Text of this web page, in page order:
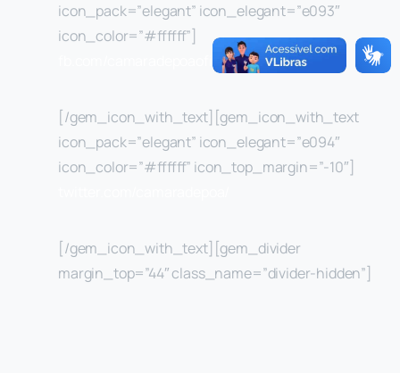
icon_pack=”elegant” icon_elegant=”e093″
icon_color=”#ffffff”]
fb.com/camaradepoaoficial/
[/gem_icon_with_text][gem_icon_with_text
icon_pack=”elegant” icon_elegant=”e094″
icon_color=”#ffffff” icon_top_margin=”-10″]
[/gem_icon_with_text][gem_divider
margin_top=”44″ class_name=”divider-hidden”]